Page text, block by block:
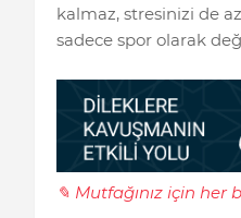
kalmaz, stresinizi de
sadece spor olarak
✎ Mutfağınız için her